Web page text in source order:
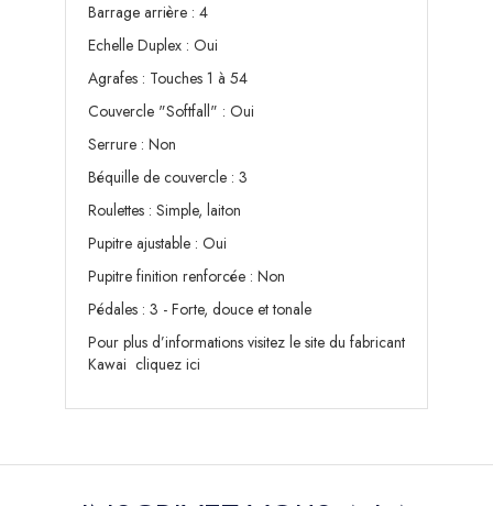
Barrage arrière : 4
Echelle Duplex : Oui
Agrafes : Touches 1 à 54
Couvercle "Softfall" : Oui
Serrure : Non
Béquille de couvercle : 3
Roulettes : Simple, laiton
Pupitre ajustable : Oui
Pupitre finition renforcée : Non
Pédales : 3 - Forte, douce et tonale
Pour plus d’informations visitez le site du fabricant
Kawai cliquez ici